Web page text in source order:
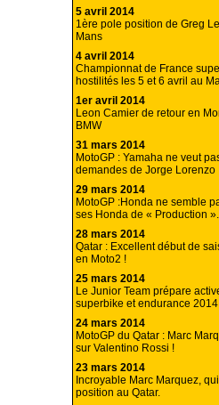
5 avril 2014
1ère pole position de Greg
Mans
4 avril 2014
Championnat de France
hostilités les 5 et 6 avril au
1er avril 2014
Leon Camier de retour en
BMW
31 mars 2014
MotoGP : Yamaha ne veut
demandes de Jorge Lorenzo
29 mars 2014
MotoGP :Honda ne semble
ses Honda de « Production ».
28 mars 2014
Qatar : Excellent début de
en Moto2 !
25 mars 2014
Le Junior Team prépare
superbike et endurance 2014
24 mars 2014
MotoGP du Qatar : Marc
sur Valentino Rossi !
23 mars 2014
Incroyable Marc Marquez,
position au Qatar.